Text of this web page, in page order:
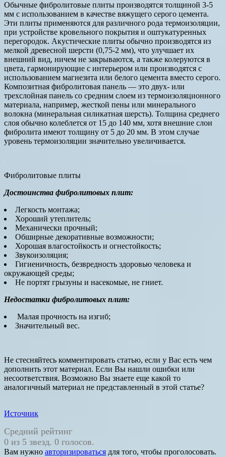
Обычные фибролитовые плиты производятся толщиной 3-5
мм с использованием в качестве вяжущего серого цемента.
Эти плиты применяются для различного рода термоизоляции,
при устройстве кровельного покрытия и оштукатуренных
перегородок. Акустические плиты обычно производятся из
мелкой древесной шерсти (0,75-2 мм), что улучшает их
внешний вид, ничем не закрываются, а также колеруются в
цвета, гармонирующие с интерьером или производятся с
использованием магнезита или белого цемента вместо серого.
Композитная фибролитовая панель — это двух- или
трехслойная панель со средним слоем из термоизоляционного
материала, например, жесткой пены или минерального
волокна (минеральная силикатная шерсть). Толщина среднего
слоя обычно колеблется от 15 до 140 мм, хотя внешние слои
фибролита имеют толщину от 5 до 20 мм. В этом случае
уровень термоизоляции значительно увеличивается.
Фибролитовые плиты
Достоинства фибролитовых плит:
Легкость монтажа;
Хороший утеплитель;
Механически прочный;
Обширные декоративные возможности;
Хорошая влагостойкость и огнестойкость;
Звукоизоляция;
Гигиеничность, безвредность здоровью человека и
окружающей среды;
Не портят грызуны и насекомые, не гниет.
Недостатки фибролитовых плит:
Малая прочность на изгиб;
Значительный вес.
Не стесняйтесь комментировать статью, если у Вас есть чем
дополнить этот материал. Если Вы нашли ошибки или
несоответствия. Возможно Вы знаете еще какой то
аналогичный материал не представленный в этой статье?
Источник
Средний рейтинг
0 из 5 звезд. 0 голосов.
Вам нужно авторизироваться для того, чтобы проголосовать.